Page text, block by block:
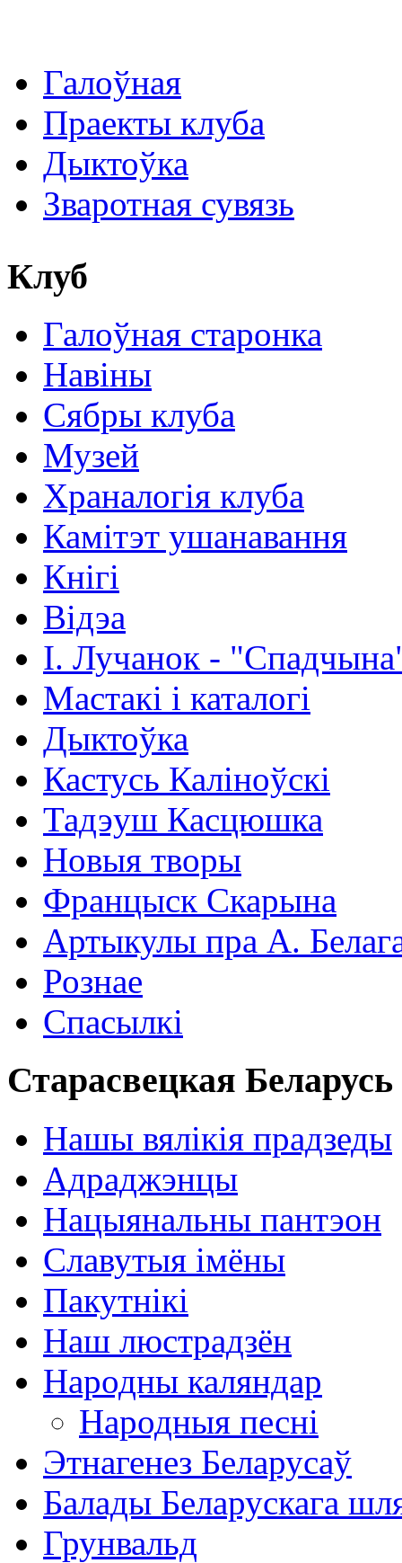
Галоўная
Праекты клуба
Дыктоўка
Зваротная сувязь
Клуб
Галоўная старонка
Навіны
Сябры клуба
Музей
Храналогія клуба
Камітэт ушанавання
Кнігі
Відэа
І. Лучанок -
Мастакі i каталогi
Дыктоўка
Кастусь Каліноўскі
Тадэуш Касцюшка
Новыя творы
Францыск Скарына
Артыкулы пра А.
Рознае
Спасылкі
Старасвецкая Беларусь
Нашы вялікія прадзеды
Адраджэнцы
Нацыянальны пантэон
Славутыя імёны
Пакутнікі
Наш люстрадзён
Народны каляндар
Народныя песні
Этнагенез Беларусаў
Балады Беларускага
Грунвальд